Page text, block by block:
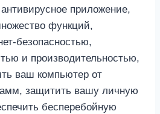
приложение,
функций,
безопасностью,
и производительностью,
ваш компьютер от
защитить вашу личную
бесперебойную